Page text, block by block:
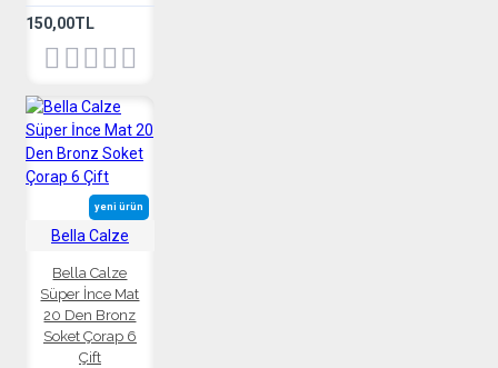
150,00TL
yeni ürün
Bella Calze
Bella Calze
Süper İnce Mat
20 Den Bronz
Soket Çorap 6
Çift